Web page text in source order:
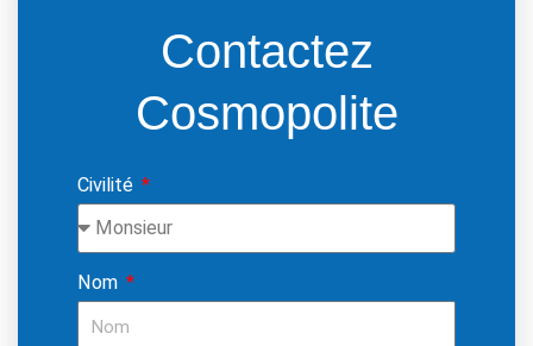
Contactez
Cosmopolite
Civilité
Nom